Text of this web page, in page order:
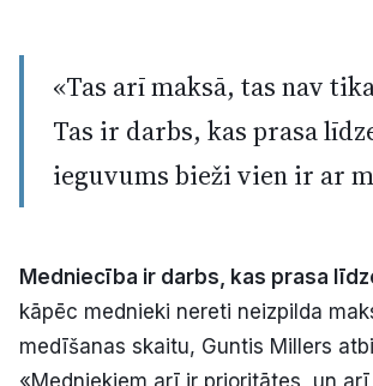
«Tas arī maksā, tas nav
Tas ir darbs, kas prasa
ieguvums bieži vien ir ar
Medniecība ir darbs, kas prasa
kāpēc mednieki nereti neizpilda
medīšanas skaitu, Guntis Millers
«Medniekiem arī ir prioritātes, un